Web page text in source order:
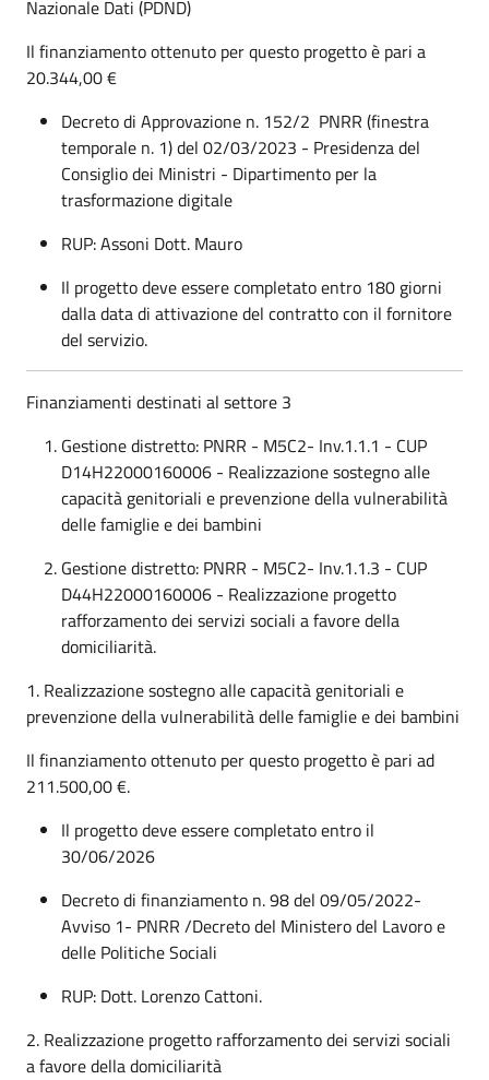
Nazionale Dati (PDND)
Il finanziamento ottenuto per questo progetto è pari a
20.344,00 €
Decreto di Approvazione n. 152/2 PNRR (finestra
temporale n. 1) del 02/03/2023 - Presidenza del
Consiglio dei Ministri - Dipartimento per la
trasformazione digitale
RUP: Assoni Dott. Mauro
Il progetto deve essere completato entro 180 giorni
dalla data di attivazione del contratto con il fornitore
del servizio.
Finanziamenti destinati al settore 3
Gestione distretto: PNRR - M5C2- Inv.1.1.1 - CUP
D14H22000160006 - Realizzazione sostegno alle
capacità genitoriali e prevenzione della vulnerabilità
delle famiglie e dei bambini
Gestione distretto: PNRR - M5C2- Inv.1.1.3 - CUP
D44H22000160006 - Realizzazione progetto
rafforzamento dei servizi sociali a favore della
domiciliarità.
1. Realizzazione sostegno alle capacità genitoriali e
prevenzione della vulnerabilità delle famiglie e dei bambini
Il finanziamento ottenuto per questo progetto è pari ad
211.500,00 €.
Il progetto deve essere completato entro il
30/06/2026
Decreto di finanziamento n. 98 del 09/05/2022-
Avviso 1- PNRR /Decreto del Ministero del Lavoro e
delle Politiche Sociali
RUP: Dott. Lorenzo Cattoni.
2. Realizzazione progetto rafforzamento dei servizi sociali
a favore della domiciliarità